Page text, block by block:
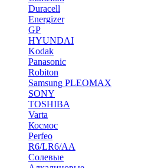
Duracell
Energizer
GP
HYUNDAI
Kodak
Panasonic
Robiton
Samsung PLEOMAX
SONY
TOSHIBA
Varta
Космос
Perfeo
R6/LR6/AA
Солевые